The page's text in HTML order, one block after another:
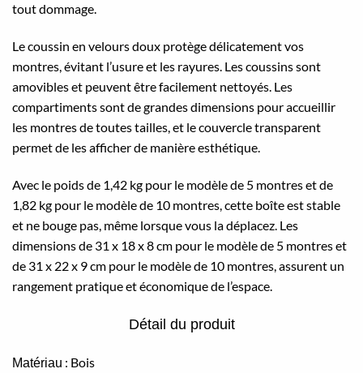
tout dommage.
Le coussin en velours doux protège délicatement vos
montres, évitant l’usure et les rayures. Les coussins sont
amovibles et peuvent être facilement nettoyés. Les
compartiments sont de grandes dimensions pour accueillir
les montres de toutes tailles, et le couvercle transparent
permet de les afficher de manière esthétique.
Avec le poids de 1,42 kg pour le modèle de 5 montres et de
1,82 kg pour le modèle de 10 montres, cette boîte est stable
et ne bouge pas, même lorsque vous la déplacez. Les
dimensions de 31 x 18 x 8 cm pour le modèle de 5 montres et
de 31 x 22 x 9 cm pour le modèle de 10 montres, assurent un
rangement pratique et économique de l’espace.
Détail du produit
Matériau : Bois